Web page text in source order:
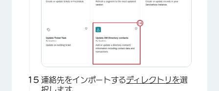
連絡先をインポートするディレクトリを選
択します。